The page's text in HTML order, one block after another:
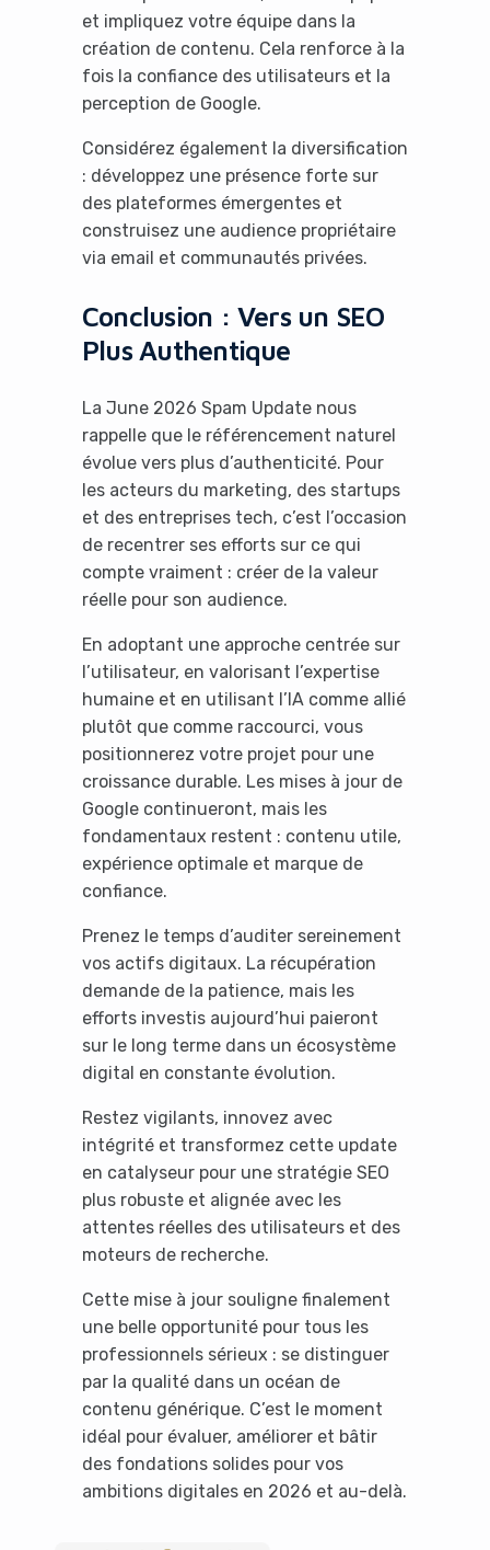
et impliquez votre équipe dans la
création de contenu. Cela renforce à la
fois la confiance des utilisateurs et la
perception de Google.
Considérez également la diversification
: développez une présence forte sur
des plateformes émergentes et
construisez une audience propriétaire
via email et communautés privées.
Conclusion : Vers un SEO
Plus Authentique
La June 2026 Spam Update nous
rappelle que le référencement naturel
évolue vers plus d’authenticité. Pour
les acteurs du marketing, des startups
et des entreprises tech, c’est l’occasion
de recentrer ses efforts sur ce qui
compte vraiment : créer de la valeur
réelle pour son audience.
En adoptant une approche centrée sur
l’utilisateur, en valorisant l’expertise
humaine et en utilisant l’IA comme allié
plutôt que comme raccourci, vous
positionnerez votre projet pour une
croissance durable. Les mises à jour de
Google continueront, mais les
fondamentaux restent : contenu utile,
expérience optimale et marque de
confiance.
Prenez le temps d’auditer sereinement
vos actifs digitaux. La récupération
demande de la patience, mais les
efforts investis aujourd’hui paieront
sur le long terme dans un écosystème
digital en constante évolution.
Restez vigilants, innovez avec
intégrité et transformez cette update
en catalyseur pour une stratégie SEO
plus robuste et alignée avec les
attentes réelles des utilisateurs et des
moteurs de recherche.
Cette mise à jour souligne finalement
une belle opportunité pour tous les
professionnels sérieux : se distinguer
par la qualité dans un océan de
contenu générique. C’est le moment
idéal pour évaluer, améliorer et bâtir
des fondations solides pour vos
ambitions digitales en 2026 et au-delà.